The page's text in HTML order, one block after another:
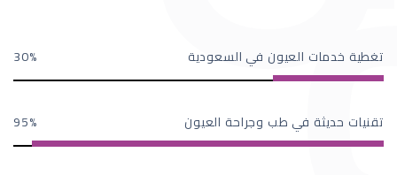
تغطية خدمات العيون في السعودية 30
تقنيات حديثة في طب وجراحة العيون 95